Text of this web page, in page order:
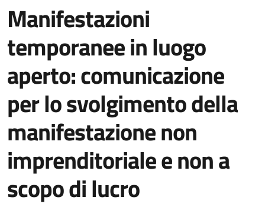
Manifestazioni
temporanee in luogo
aperto: comunicazione
per lo svolgimento della
manifestazione non
imprenditoriale e non a
scopo di lucro